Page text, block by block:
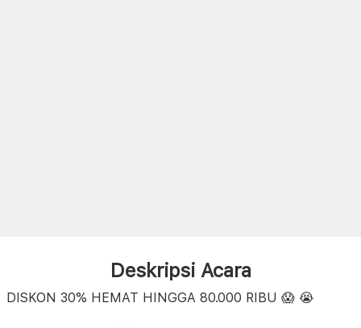
Deskripsi Acara
DISKON 30% HEMAT HINGGA 80.000 RIBU 😱 😭